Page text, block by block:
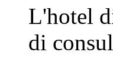
L'hotel
di